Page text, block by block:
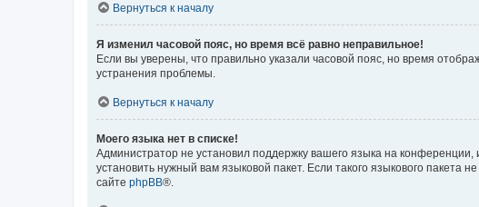
Вернуться к началу
Я изменил часовой пояс, но время всё равно неправильное!
Если вы уверены, что правильно указали часовой пояс, но время
устранения проблемы.
Вернуться к началу
Моего языка нет в списке!
Администратор не установил поддержку вашего языка на
установить нужный вам языковой пакет. Если такого языкового
сайте phpBB®.